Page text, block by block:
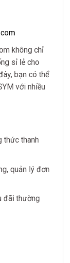
không chỉ
sỉ lẻ cho
bạn có thể
với nhiều
thức thanh
quản lý đơn
đãi thường